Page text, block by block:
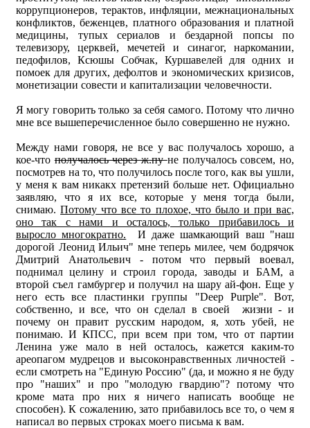
коррупционеров, терактов, инфляции, межнациональных
конфликтов, беженцев, платного образования и платной
медицины, тупых сериалов и бездарной попсы по
телевизору, церквей, мечетей и синагог, наркомании,
педофилов, Ксюшы Собчак, Куршавелей для одних и
помоек для других, дефолтов и экономических кризисов,
монетизации совести и капитализации человечности.
Я могу говорить только за себя самого. Потому что лично
мне все вышеперечисленное было совершенно не нужно.
Между нами говоря, не все у вас получалось хорошо, а
кое-чтополучалось через ж.пуне получалось совсем, но,
посмотрев на то, что получилось после того, как вы ушли,
у меня к вам никакх претензий больше нет. Официально
заявляю, что я их все, которые у меня тогда были,
снимаю.Потому что все то плохое, что было и при вас,
оно так с нами и осталось, только прибавилось и
выросло многократно. И даже шамкающий ваш "наш
дорогой Леонид Ильич" мне теперь милее, чем бодрячок
Дмитрий Анатольевич - потом что первый воевал,
поднимал целину и строил города, заводы и БАМ, а
второй съел гамбургер и получил на шару ай-фон. Еще у
него есть все пластинки группы "Deep Purple". Вот,
собственно, и все, что он сделал в своей жизни - и
почему он правит русским народом, я, хоть убей, не
понимаю. И КПСС, при всем при том, что от партии
Ленина уже мало в ней осталось, кажется каким-то
ареопагом мудрецов и высоконравственных личностей -
если смотреть на "Единую Россию" (да, и можно я не буду
про "наших" и про "молодую гвардию"? потому что
кроме мата про них я ничего написать вообще не
способен). К сожалению, зато прибавилось все то, о чем я
написал во первых строках моего письма к вам.